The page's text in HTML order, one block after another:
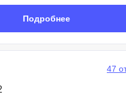
Подробнее
47